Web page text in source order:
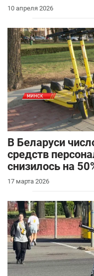
10 апреля 2026
В Беларуси
средств
снизилось на
17 марта 2026